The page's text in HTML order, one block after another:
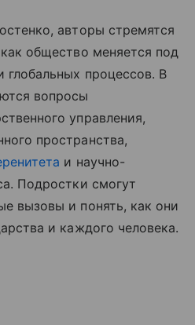
авторы стремятся
общество меняется под
глобальных процессов. В
вопросы
управления,
пространства,
и научно-
Подростки смогут
вызовы и понять, как они
и каждого человека.